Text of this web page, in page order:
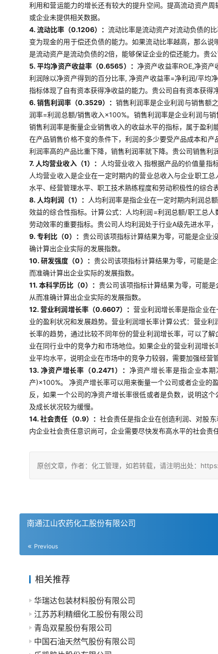
利用和营运能力的增长还有较大的提升空间。提高流动资产
或企业未提供相关数据。
4. 流动比率（0.1206）：流动比率是流动资产对流动负债的
变为现金的用于偿还负债的能力。如果流动比率越高，那么
是流动资产是流动负债的2倍，能够保证企业的偿还能力。贵
5. 平均净资产收益率（0.6565）： 净资产收益率ROE,净资
利润除以净资产得到的百分比率, 净资产收益率=净利润/平均
指标体现了自有资本获得净收益的能力。贵公司自有资本获
6. 销售利润率（0.3529）：销售利润率是企业利润与销售额
润率=利润总额/销售收入×100%。销售利润率是企业利润与
销售利润率是衡量企业销售收入的收益水平的指标，属于盈利
在产品销售价格不变的条件下，利润的多少要受产品成本和
利润率高的产品比重下降，销售利润率就下降。贵公司销售
7. 人均营业收入（1）：
人均营业收入 指根据产品的价值量指
人均营业收入是企业在一定时期内的营业总收入与企业职工
水平、经营管理水平、职工技术熟练程度和劳动积极性的综
8. 人均利润（1）： 人均利润率是指企业在一定时期内利润总
效益的综合性指标。计算公式：人均利润=利润总额/职工总
劳动效率的重要指标。贵公司人均利润处于行业A级先进水平
9. 专利比（0）： 贵公司该项指标计算结果为零，可能是企业
确计算出企业实际的发展指数。
10. 研发强度（0）： 贵公司该项指标计算结果为零，可能是
而准确计算出企业实际的发展指数。
11. 本科学历比（0）：贵公司该项指标计算结果为零，可能
从而准确计算出企业实际的发展指数。
12. 营业利润增长率（0.6607）：营业利润增长率是指企业
业的盈利状况和发展趋势。营业利润增长率计算公式：营业
长率的趋势，通过比较不同年份的营业利润增长率，可以了
业在同行业中的竞争力和市场地位。如果企业的营业利润增
业平均水平，说明企业在市场中的竞争力较弱，需要加强经
13. 净资产增长率（0.2471）： 净资产增长率是指企业本
产)×100%。 净资产增长率可以用来衡量一个公司或者企业的
反，如果一个公司的净资产增长率很低或者是负数，说明这
及成长状况较为缓慢。
14. 社会责任（0.9）： 社会责任是指企业在创造利润、对股
内企业社会责任意识尚可，企业需要尽快发布高水平的社会责
原创文章，作者：化工管理，如若转载，请注明出处：
南通江山农药化工股份有限公司
Previous
相关推荐
华瑞达包装材料股份有限公司
江苏苏利精细化工股份有限公司
青岛双星股份有限公司
中国石油天然气股份有限公司